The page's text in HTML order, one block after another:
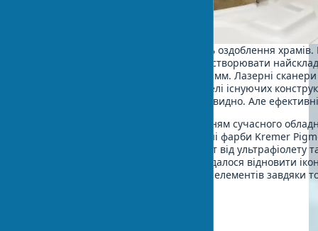
Цифрові технології революціонізують оздоблення
ЧПК KUKA та DMG MORI дозволяють створювати
різьблені елементи з точністю до 0,1 мм. Лазерні
ScanStation створюють точні 3D-моделі існуючих
реставраційних робіт. Не завжди очевидно. Але
Реставрація іконостаса з використанням сучасного
скорочує час робіт на 30%. Спеціальні фарби Kremer
на водній основі забезпечують захист від ультрафіолету
одному з об’єктів у минулому сезоні вдалося відновити
століття, зберігши 98% оригінальних елементів завдяки